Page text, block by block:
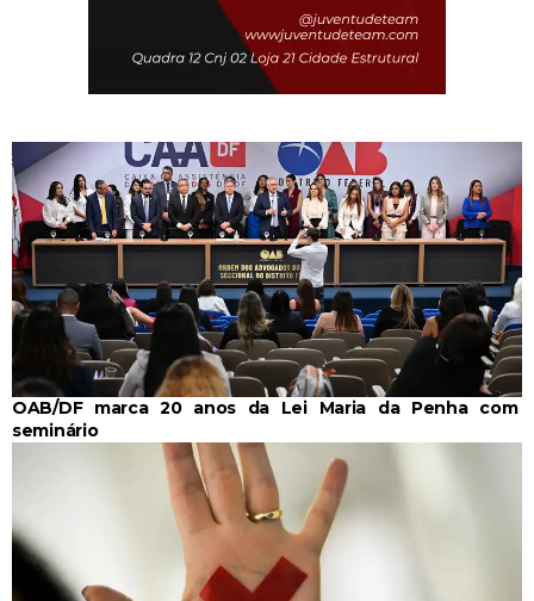
OAB/DF marca 20 anos da Lei Maria da Penha com
seminário